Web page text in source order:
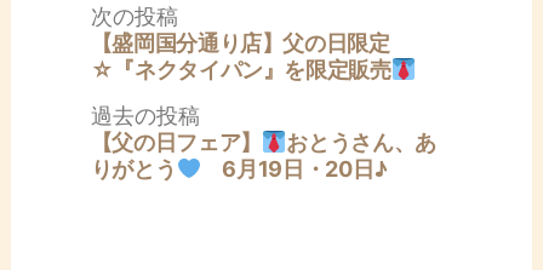
過去の投稿過
去
の
【父の日フェア】
おとうさん、あ
りがとう
6月19日・20日♪
次の投稿次
の
投
【盛岡国分通り店】父の日限定
☆『ネクタイパン』を限定販売